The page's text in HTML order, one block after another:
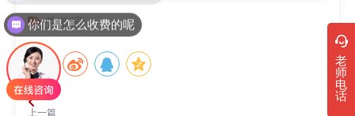
问：西柏坡精神的形成背景、科学内涵和时代
价值是什么？
康彦新：
同志在这里指挥了三大战役，指导革命取得全国胜
关键词:
上一篇
老
师
电
话
你们是怎么收费的呢